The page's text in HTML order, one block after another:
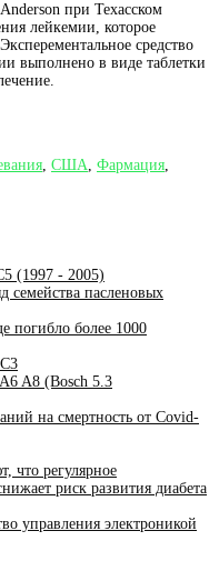
при Техасском
лейкемии, которое
средство
выполнено в виде таблетки
, США, Фармация,
(1997 - 2005)
семейства пасленовых
погибло более 1000
A8 (Bosch 5.3
на смертность от Covid-
что регулярное
риск развития диабета
управления электроникой